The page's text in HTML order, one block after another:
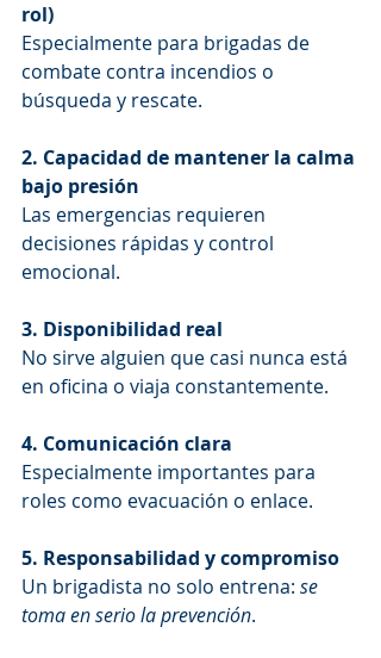
rol)
Especialmente para brigadas de
combate contra incendios o
búsqueda y rescate.
2. Capacidad de mantener la calma
bajo presión
Las emergencias requieren
decisiones rápidas y control
emocional.
3. Disponibilidad real
No sirve alguien que casi nunca está
en oficina o viaja constantemente.
4. Comunicación clara
Especialmente importantes para
roles como evacuación o enlace.
5. Responsabilidad y compromiso
Un brigadista no solo entrena: se
toma en serio la prevención.